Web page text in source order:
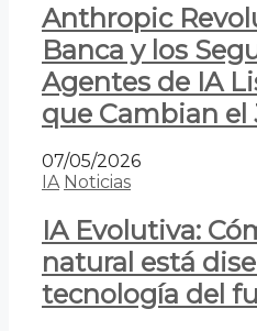
Anthropic
Banca y los
Agentes de IA
que Cambian el
07/05/2026
IA Noticias
IA Evolutiva:
natural está
tecnología del